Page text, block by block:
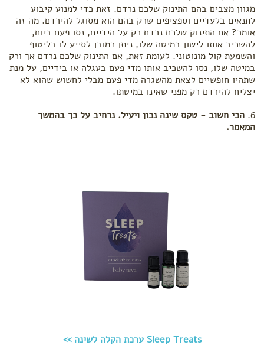
מגוון מצבים בהם התינוק שלכם נרדם. זאת כדי למנוע קיבוע
לתנאים בלעדיים וספציפים שרק בהם הוא מסוגל להירדם. מה זה
אומר? אם התינוק שלכם נרדם רק על הידיים, נסו פעם ביום,
להשכיב אותו לישון במיטה שלו, ניתן כמובן לסייע לו בליטוף
והשמעת קול מונוטוני. לעומת זאת, אם התינוק שלכם נרדם אך ורק
במיטה שלו, נסו להשכיב אותו מדי פעם בעגלה או בידיים, על מנת
שתהיו חופשיים לצאת מהשגרה מדי פעם מבלי לחשוש שהוא לא
יצליח להירדם רק מפני שאינו במיטתו.
הכי חשוב - טקס שינה נכון ויעיל. נרחיב על כך בהמשך
המאמר.
Sleep Treats ערכת הקלה לשינה >>